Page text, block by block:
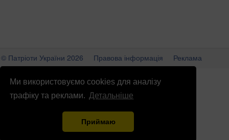
Ми використовуємо cookies для аналізу
трафіку та реклами. Детальніше
Приймаю
© Патріоти України 2026 Правова інформація
Реклама
patrioty.org.ua